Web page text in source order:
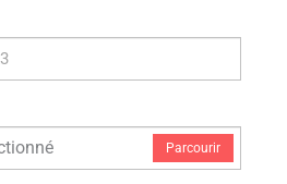
Parcourir